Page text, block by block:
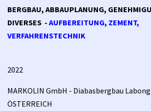
BERGBAU, ABBAUPLANUNG,
DIVERSES - AUFBEREITUNG, ZEMENT,
VERFAHRENSTECHNIK
2022
MARKOLIN GmbH - Diabasbergbau
ÖSTERREICH